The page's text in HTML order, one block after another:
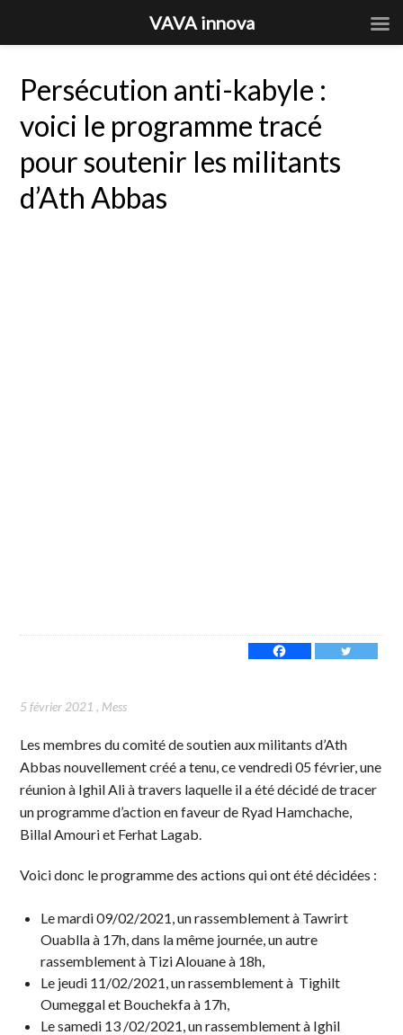
Persécution anti-kabyle :
voici le programme tracé
pour soutenir les militants
d’Ath Abbas
5 février 2021 , Mess
Les membres du comité de soutien aux militants d’Ath
Abbas nouvellement créé a tenu, ce vendredi 05 février, une
réunion à Ighil Ali à travers laquelle il a été décidé de tracer
un programme d’action en faveur de Ryad Hamchache,
Billal Amouri et Ferhat Lagab.
Voici donc le programme des actions qui ont été décidées :
Le mardi 09/02/2021, un rassemblement à Tawrirt
Ouablla à 17h, dans la même journée, un autre
rassemblement à Tizi Alouane à 18h,
Le jeudi 11/02/2021, un rassemblement à Tighilt
Oumeggal et Bouchekfa à 17h,
Le samedi 13 /02/2021, un rassemblement à Ighil
VAVA innova